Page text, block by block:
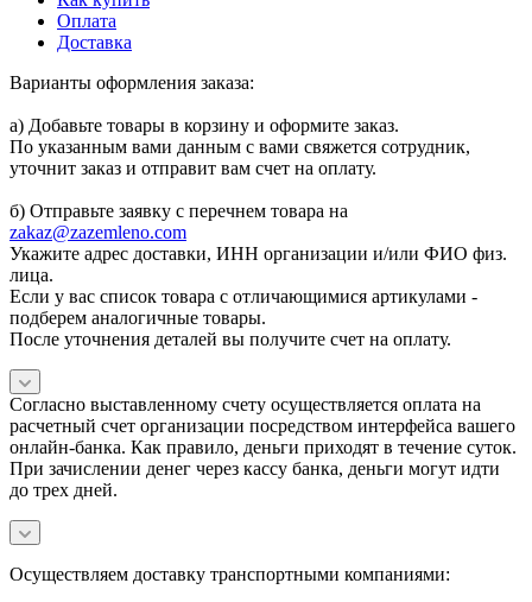
Оплата
Доставка
Варианты оформления заказа:
а) Добавьте товары в корзину и оформите заказ.
По указанным вами данным с вами свяжется сотрудник,
уточнит заказ и отправит вам счет на оплату.
б) Отправьте заявку с перечнем товара на
zakaz@zazemleno.com
Укажите адрес доставки, ИНН организации и/или ФИО физ.
лица.
Если у вас список товара с отличающимися артикулами -
подберем аналогичные товары.
После уточнения деталей вы получите счет на оплату.
Согласно выставленному счету осуществляется оплата на
расчетный счет организации посредством интерфейса вашего
онлайн-банка. Как правило, деньги приходят в течение суток.
При зачислении денег через кассу банка, деньги могут идти
до трех дней.
Осуществляем доставку транспортными компаниями: